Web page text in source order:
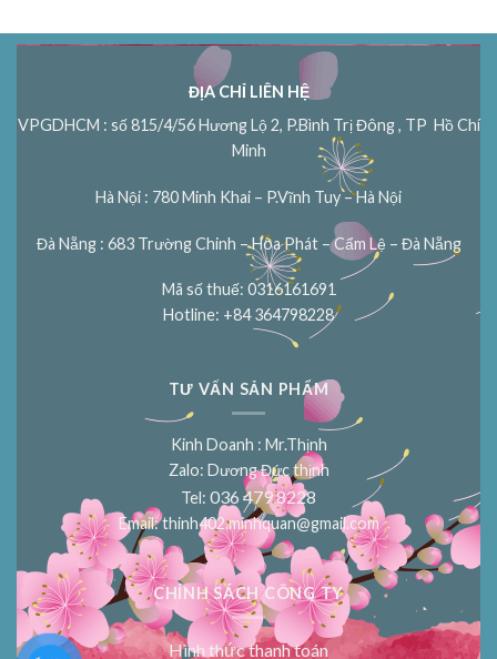
ĐỊA CHỈ LIÊN HỆ
VPGDHCM : số 815/4/56 Hương Lộ 2, P.Bình Trị Đông , TP Hồ Chí
Minh
Hà Nội : 780 Minh Khai – P.Vĩnh Tuy – Hà Nội
Đà Nẵng : 683 Trường Chinh – Hòa Phát – Cẩm Lệ – Đà Nẵng
Mã số thuế: 0316161691
Hotline: +84 364798228
TƯ VẤN SẢN PHẨM
Kinh Doanh : Mr.Thịnh
Zalo: Dương Đức thịnh
Tel: 036 479 8228
Email:thinh402.minhquan@gmail.com
CHÍNH SÁCH CÔNG TY
Hình thức thanh toán